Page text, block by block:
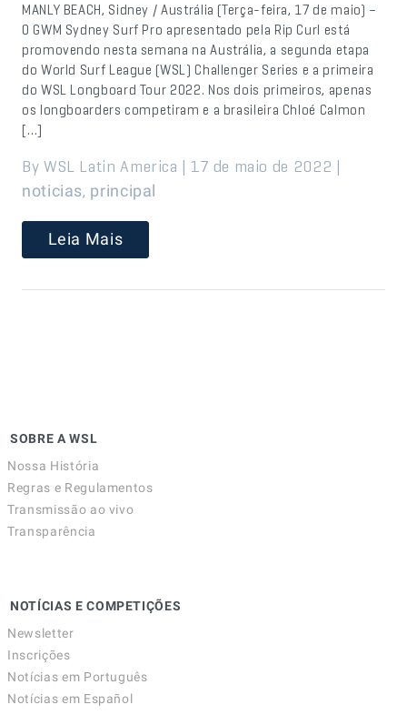
MANLY BEACH, Sidney / Austrália (Terça-feira, 17 de maio) –
O GWM Sydney Surf Pro apresentado pela Rip Curl está
promovendo nesta semana na Austrália, a segunda etapa
do World Surf League (WSL) Challenger Series e a primeira
do WSL Longboard Tour 2022. Nos dois primeiros, apenas
os longboarders competiram e a brasileira Chloé Calmon
[…]
By WSL Latin America | 17 de maio de 2022 |
noticias, principal
Leia Mais
SOBRE A WSL
Nossa História
Regras e Regulamentos
Transmissão ao vivo
Transparência
NOTÍCIAS E COMPETIÇÕES
Newsletter
Inscrições
Notícias em Português
Notícias em Español